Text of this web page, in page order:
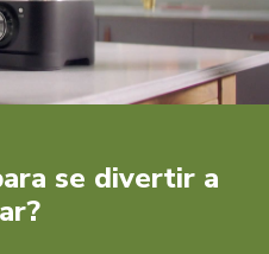
se divertir a